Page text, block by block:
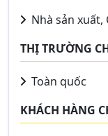
Nhà sản
THỊ TRƯỜNG
Toàn quốc
KHÁCH HÀNG